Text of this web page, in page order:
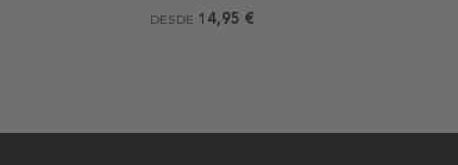
DESDE 14,95 €